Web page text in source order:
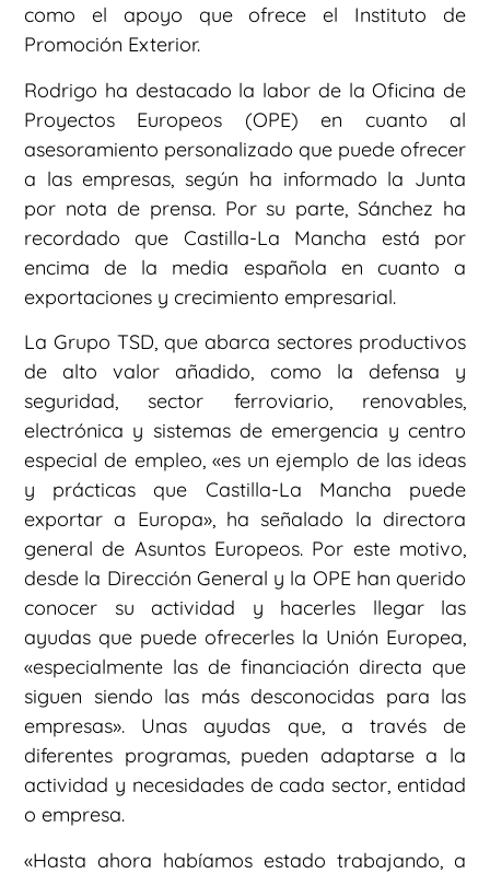
como el apoyo que ofrece el Instituto de
Promoción Exterior.
Rodrigo ha destacado la labor de la Oficina de
Proyectos Europeos (OPE) en cuanto al
asesoramiento personalizado que puede ofrecer
a las empresas, según ha informado la Junta
por nota de prensa. Por su parte, Sánchez ha
recordado que Castilla-La Mancha está por
encima de la media española en cuanto a
exportaciones y crecimiento empresarial.
La Grupo TSD, que abarca sectores productivos
de alto valor añadido, como la defensa y
seguridad, sector ferroviario, renovables,
electrónica y sistemas de emergencia y centro
especial de empleo, «es un ejemplo de las ideas
y prácticas que Castilla-La Mancha puede
exportar a Europa», ha señalado la directora
general de Asuntos Europeos. Por este motivo,
desde la Dirección General y la OPE han querido
conocer su actividad y hacerles llegar las
ayudas que puede ofrecerles la Unión Europea,
«especialmente las de financiación directa que
siguen siendo las más desconocidas para las
empresas». Unas ayudas que, a través de
diferentes programas, pueden adaptarse a la
actividad y necesidades de cada sector, entidad
o empresa.
«Hasta ahora habíamos estado trabajando, a